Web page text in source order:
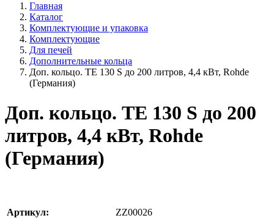
Главная
Каталог
Комплектующие и упаковка
Комплектующие
Для печей
Дополнительные кольца
Доп. кольцо. TE 130 S до 200 литров, 4,4 кВт, Rohde
(Германия)
Доп. кольцо. TE 130 S до 200
литров, 4,4 кВт, Rohde
(Германия)
Артикул:
ZZ00026